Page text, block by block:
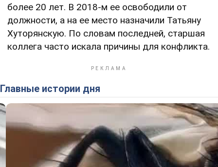
более 20 лет. В 2018-м ее освободили от
должности, а на ее место назначили Татьяну
Хуторянскую. По словам последней, старшая
коллега часто искала причины для конфликта.
Главные истории дня